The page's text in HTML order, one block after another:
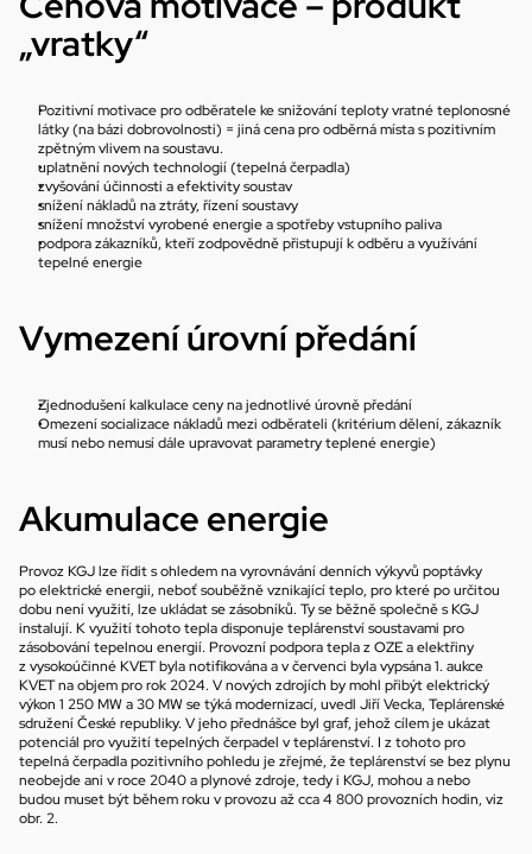
„vratky“
Pozitivní motivace pro odběratele ke snižování teploty vratné teplonosné
látky (na bázi dobrovolnosti) = jiná cena pro odběrná místa s pozitivním
zpětným vlivem na soustavu.
uplatnění nových technologií (tepelná čerpadla)
zvyšování účinnosti a efektivity soustav
snížení nákladů na ztráty, řízení soustavy
snížení množství vyrobené energie a spotřeby vstupního paliva
podpora zákazníků, kteří zodpovědně přistupují k odběru a využívání
tepelné energie
Vymezení úrovní předání
Zjednodušení kalkulace ceny na jednotlivé úrovně předání
Omezení socializace nákladů mezi odběrateli (kritérium dělení, zákazník
musí nebo nemusí dále upravovat parametry teplené energie)
Akumulace energie
Provoz KGJ lze řídit s ohledem na vyrovnávání denních výkyvů poptávky
po elektrické energii, neboť souběžně vznikající teplo, pro které po určitou
dobu není využití, lze ukládat se zásobníků. Ty se běžně společně s KGJ
instalují. K využití tohoto tepla disponuje teplárenství soustavami pro
zásobování tepelnou energií. Provozní podpora tepla z OZE a elektřiny
z vysokoúčinné KVET byla notifikována a v červenci byla vypsána 1. aukce
KVET na objem pro rok 2024. V nových zdrojích by mohl přibýt elektrický
výkon 1 250 MW a 30 MW se týká modernizací, uvedl Jiří Vecka, Teplárenské
sdružení České republiky. V jeho přednášce byl graf, jehož cílem je ukázat
potenciál pro využití tepelných čerpadel v teplárenství. I z tohoto pro
tepelná čerpadla pozitivního pohledu je zřejmé, že teplárenství se bez plynu
neobejde ani v roce 2040 a plynové zdroje, tedy i KGJ, mohou a nebo
budou muset být během roku v provozu až cca 4 800 provozních hodin, viz
obr. 2.